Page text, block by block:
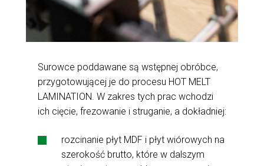
Surowce poddawane są wstępnej obróbce,
przygotowującej je do procesu HOT MELT
LAMINATION. W zakres tych prac wchodzi
ich cięcie, frezowanie i struganie, a dokładniej:
rozcinanie płyt MDF i płyt wiórowych na
szerokość brutto, które w dalszym